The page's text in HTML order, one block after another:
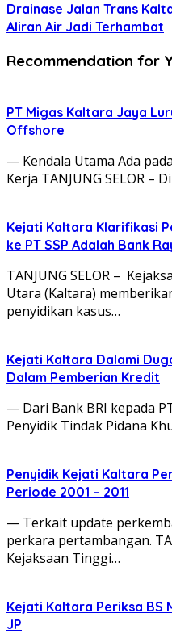
Drainase Jalan Trans
Aliran Air Jadi Terhambat
Recommendation for
PT Migas Kaltara Jaya
Offshore
— Kendala Utama Ada
Kerja TANJUNG SELOR –
‎Kejati Kaltara Klarifikasi
ke PT SSP Adalah Bank
TANJUNG SELOR –
Utara (Kaltara)
penyidikan kasus…
Kejati Kaltara Dalami
Dalam Pemberian Kredit
— Dari Bank BRI kepada
Penyidik Tindak Pidana
Penyidik Kejati Kaltara
Periode 2001 – 2011
— Terkait update
perkara pertambangan.
Kejaksaan Tinggi…
Kejati Kaltara Periksa BS
JP